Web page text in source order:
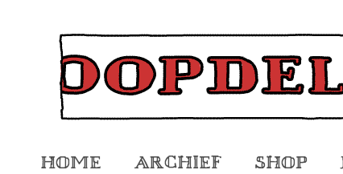
Home Archief Shop